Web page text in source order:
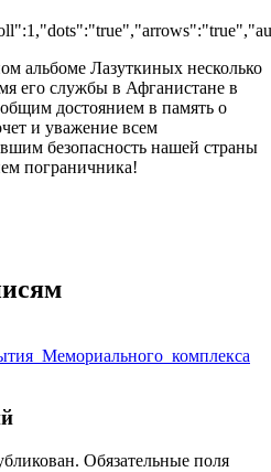
альбоме Лазуткиных несколько
его службы в Афганистане в
достоянием в память о
и уважение всем
безопасность нашей страны
пограничника!
Мемориального комплекса
Обязательные поля